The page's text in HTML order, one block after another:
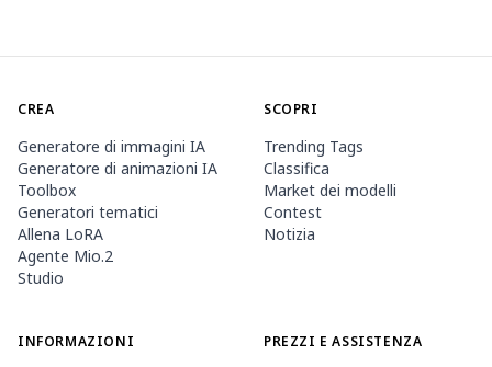
CREA
Generatore di immagini IA
Generatore di animazioni IA
Toolbox
Generatori tematici
Allena LoRA
Agente Mio.2
Studio
SCOPRI
Trending Tags
Classifica
Market dei modelli
Contest
Notizia
INFORMAZIONI PREZZI E ASSISTENZA